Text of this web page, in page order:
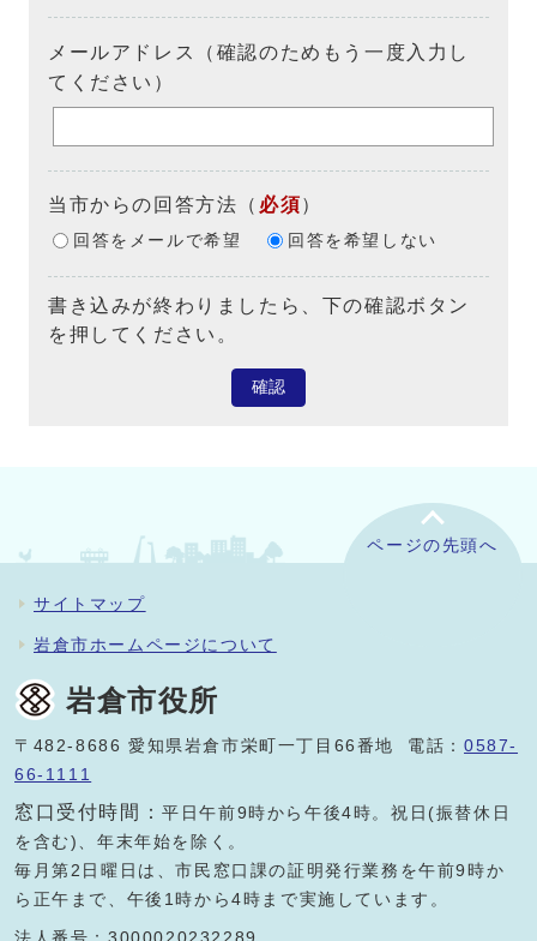
メールアドレス（確認のためもう一度入力し
てください）
当市からの回答方法 （ 必須）
回答をメールで希望 回答を希望しない
書き込みが終わりましたら、下の確認ボタン
を押してください。
確認
ページの先頭へ
サイトマップ
岩倉市ホームページについて
岩倉市役所
〒482-8686 愛知県岩倉市栄町一丁目66番地 電話：0587-
66-1111
窓口受付時間：平日午前9時から午後4時。祝日(振替休日
を含む)、年末年始を除く。
毎月第2日曜日は、市民窓口課の証明発行業務を午前9時か
ら正午まで、午後1時から4時まで実施しています。